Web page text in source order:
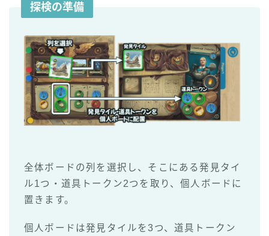
探検の準備
全体ボードの列を選択し、そこにある発見タイ
ル1つ・道具トークン2つを取り、個人ボードに
置きます。
個人ボードは発見タイルを3つ、道具トークン